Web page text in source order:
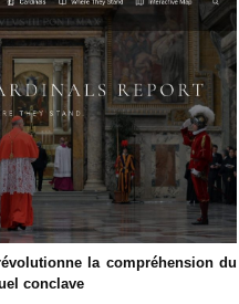
la compréhension du
conclave